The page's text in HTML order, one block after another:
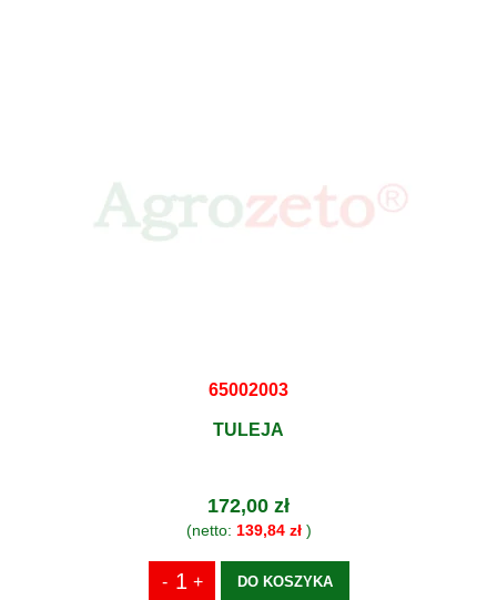
65002003
TULEJA
172,00 zł
(netto: 139,84 zł)
DO KOSZYKA